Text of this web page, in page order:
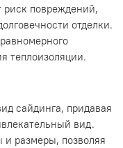
риск повреждений,
отделки.
теплоизоляции.
сайдинга, придавая
вид.
размеры, позволяя